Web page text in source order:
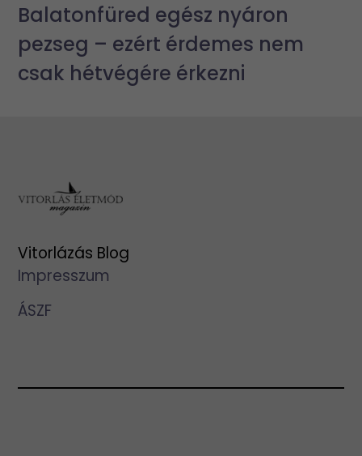
Balatonfüred egész nyáron
pezseg – ezért érdemes nem
csak hétvégére érkezni
Vitorlázás Blog
Impresszum
ÁSZF